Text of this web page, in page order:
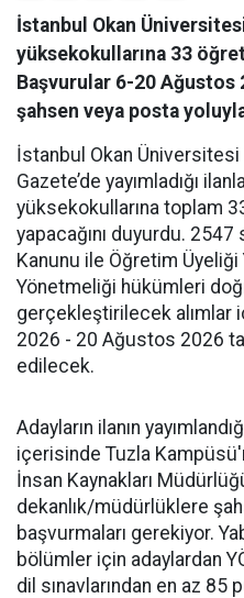
İstanbul Okan
yüksekokullarına 33
Başvurular 6-20 Ağustos
şahsen veya posta
İstanbul Okan
Gazete’de yayımladığı
yüksekokullarına toplam
yapacağını duyurdu. 2547
Kanunu ile Öğretim
Yönetmeliği hükümleri
gerçekleştirilecek alımlar
2026 - 20 Ağustos 2026
edilecek.
Adayların ilanın
içerisinde Tuzla
İnsan Kaynakları
dekanlık/müdürlüklere
başvurmaları gerekiyor.
bölümler için adaylardan
dil sınavlarından en az 85